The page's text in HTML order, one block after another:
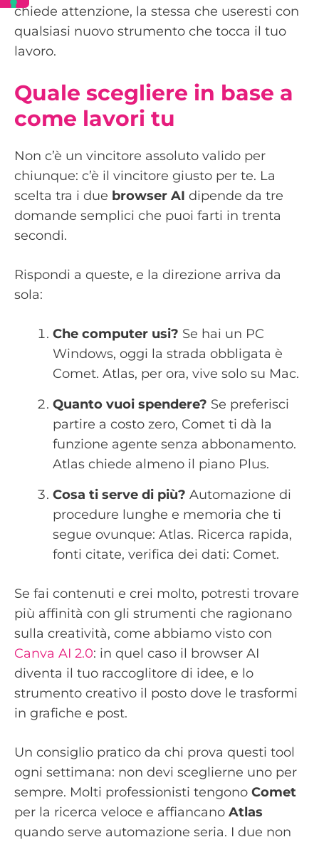
chiede attenzione, la stessa che useresti con
qualsiasi nuovo strumento che tocca il tuo
lavoro.
Quale scegliere in base a
come lavori tu
Non c’è un vincitore assoluto valido per
chiunque: c’è il vincitore giusto per te. La
scelta tra i due browser AI dipende da tre
domande semplici che puoi farti in trenta
secondi.
Rispondi a queste, e la direzione arriva da
sola:
Che computer usi? Se hai un PC
Windows, oggi la strada obbligata è
Comet. Atlas, per ora, vive solo su Mac.
Quanto vuoi spendere? Se preferisci
partire a costo zero, Comet ti dà la
funzione agente senza abbonamento.
Atlas chiede almeno il piano Plus.
Cosa ti serve di più? Automazione di
procedure lunghe e memoria che ti
segue ovunque: Atlas. Ricerca rapida,
fonti citate, verifica dei dati: Comet.
Se fai contenuti e crei molto, potresti trovare
più affinità con gli strumenti che ragionano
sulla creatività, come abbiamo visto con
Canva AI 2.0: in quel caso il browser AI
diventa il tuo raccoglitore di idee, e lo
strumento creativo il posto dove le trasformi
in grafiche e post.
Un consiglio pratico da chi prova questi tool
ogni settimana: non devi sceglierne uno per
sempre. Molti professionisti tengono Comet
per la ricerca veloce e affiancano Atlas
quando serve automazione seria. I due non